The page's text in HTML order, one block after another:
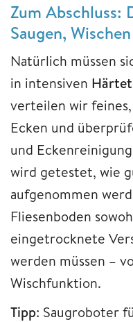
Zum Abschluss:
Saugen,
Natürlich müssen
in intensiven
verteilen wir
Ecken und
und
wird getestet, wie
aufgenommen
Fliesenboden
eingetrocknete
werden müssen –
Wischfunktion.
Tipp: Saugroboter